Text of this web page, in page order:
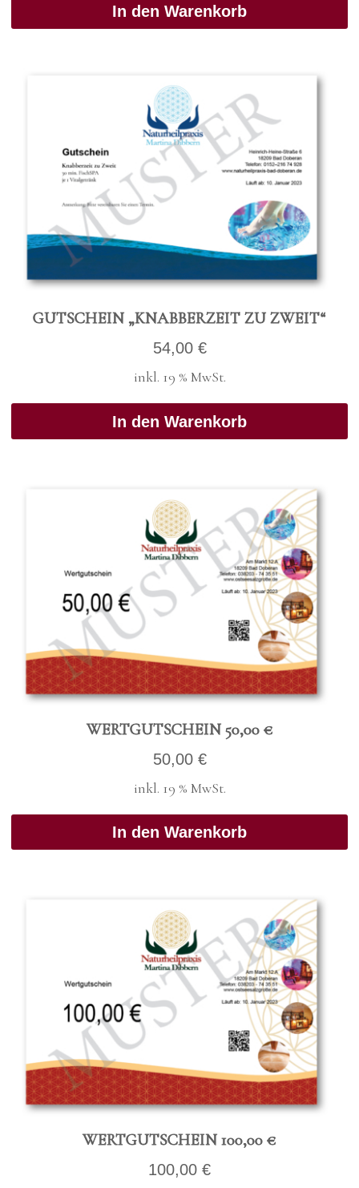
In den Warenkorb
GUT­SCHEIN „KNAB­BER­ZEIT ZU ZWEIT“
54,00 €
inkl. 19 % MwSt.
In den Warenkorb
WERT­GUT­SCHEIN 50,00 €
50,00 €
inkl. 19 % MwSt.
In den Warenkorb
WERT­GUT­SCHEIN 100,00 €
100,00 €